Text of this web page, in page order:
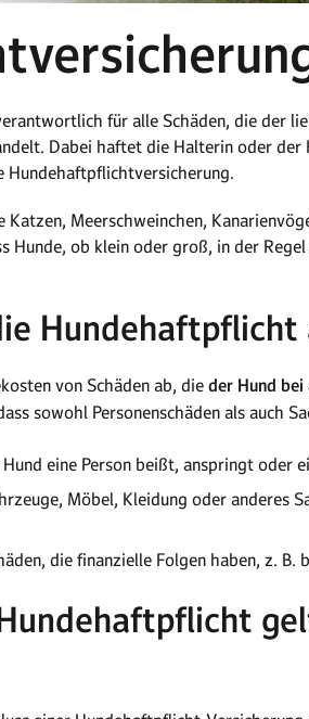
für alle Schäden, die der
Dabei haftet die Halterin oder
Hundehaftpflichtversicherung.
Katzen, Meerschweinchen,
Hunde, ob klein oder groß, in der
Hundehaftpflicht
von Schäden ab, die der Hund
sowohl Personenschäden als auch
eine Person beißt, anspringt oder
Möbel, Kleidung oder anderes
die finanzielle Folgen haben, z.